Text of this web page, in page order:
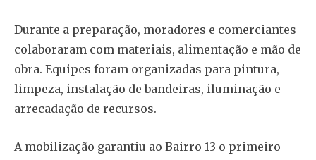
Durante a preparação, moradores e comerciantes
colaboraram com materiais, alimentação e mão de
obra. Equipes foram organizadas para pintura,
limpeza, instalação de bandeiras, iluminação e
arrecadação de recursos.
A mobilização garantiu ao Bairro 13 o primeiro